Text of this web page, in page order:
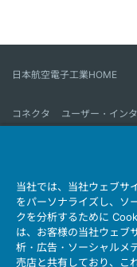
日本航空電子工業HOME
コネクタ
ユーザー・イン
会社情報 サステナビリティ
製品情報新着一覧
サイト
当社では、当社ウェブサ
をパーソナライズし、ソ
クを分析するために
は、お客様の当社ウェブ
析・広告・ソーシャルメ
売店と共有しており、こ